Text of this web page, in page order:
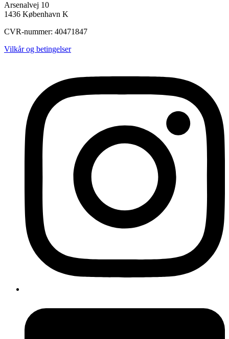
Arsenalvej 10
1436 København K
CVR-nummer: 40471847
Vilkår og betingelser